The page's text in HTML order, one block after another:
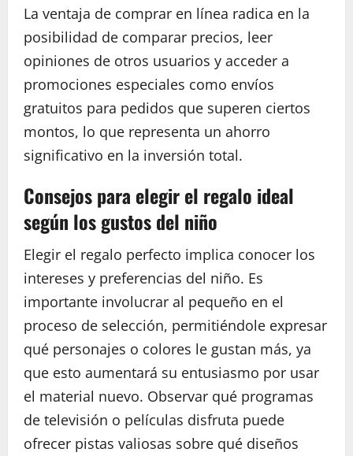
La ventaja de comprar en línea radica en la
posibilidad de comparar precios, leer
opiniones de otros usuarios y acceder a
promociones especiales como envíos
gratuitos para pedidos que superen ciertos
montos, lo que representa un ahorro
significativo en la inversión total.
Consejos para elegir el regalo ideal
según los gustos del niño
Elegir el regalo perfecto implica conocer los
intereses y preferencias del niño. Es
importante involucrar al pequeño en el
proceso de selección, permitiéndole expresar
qué personajes o colores le gustan más, ya
que esto aumentará su entusiasmo por usar
el material nuevo. Observar qué programas
de televisión o películas disfruta puede
ofrecer pistas valiosas sobre qué diseños